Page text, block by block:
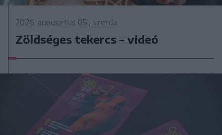
2026. augusztus 05., szerda
Zöldséges tekercs – videó